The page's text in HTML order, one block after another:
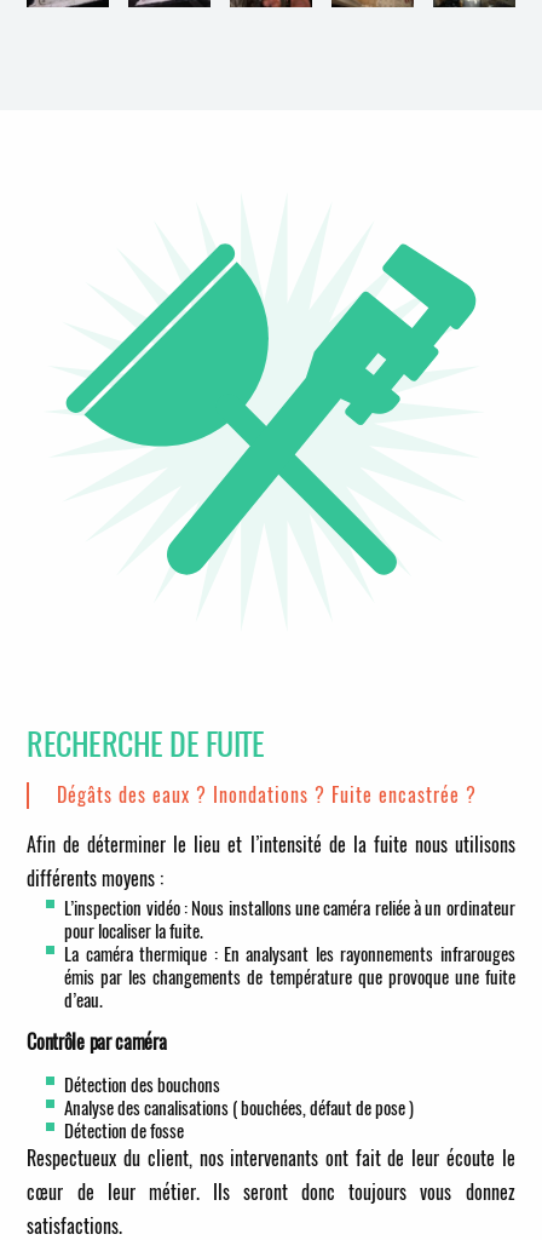
RECHERCHE DE FUITE
Dégâts des eaux ? Inondations ? Fuite encastrée ?
Afin de déterminer le lieu et l’intensité de la fuite nous utilisons
différents moyens :
L’inspection vidéo : Nous installons une caméra reliée à un ordinateur
pour localiser la fuite.
La caméra thermique : En analysant les rayonnements infrarouges
émis par les changements de température que provoque une fuite
d’eau.
Contrôle par caméra
Détection des bouchons
Analyse des canalisations ( bouchées, défaut de pose )
Détection de fosse
Respectueux du client, nos intervenants ont fait de leur écoute le
cœur de leur métier. Ils seront donc toujours vous donnez
satisfactions.